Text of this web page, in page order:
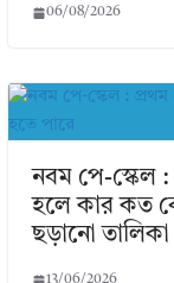
06/08/2026
নবম পে-স্কেল :
হলে কার কত
ছড়ানো
13/06/2026